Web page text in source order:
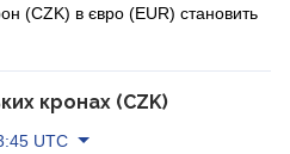
(CZK) в євро (EUR) становить
кронах (CZK)
UTC